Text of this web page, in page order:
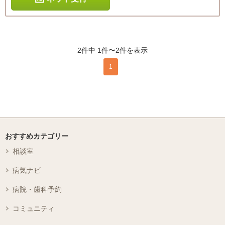
2件中 1件〜2件を表示
1
おすすめカテゴリー
相談室
病気ナビ
病院・歯科予約
コミュニティ